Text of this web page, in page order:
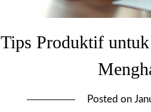
Tips Produktif
Posted on